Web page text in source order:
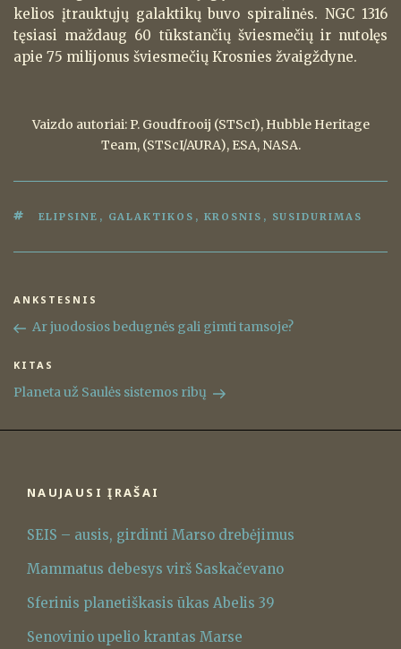
kelios įtrauktųjų galaktikų buvo spiralinės. NGC 1316
tęsiasi maždaug 60 tūkstančių šviesmečių ir nutolęs
apie 75 milijonus šviesmečių Krosnies žvaigždyne.
Vaizdo autoriai: P. Goudfrooij (STScI), Hubble Heritage
Team, (STScI/AURA), ESA, NASA.
ŽYMOS
ELIPSINE , GALAKTIKOS , KROSNIS , SUSIDURIMAS
Navigacija
tarp
įrašų
Ankstesnis
įrašas
ANKSTESNIS
Ar juodosios bedugnės gali gimti tamsoje?
Kitas
įrašas
KITAS
Planeta už Saulės sistemos ribų
NAUJAUSI ĮRAŠAI
SEIS – ausis, girdinti Marso drebėjimus
Mammatus debesys virš Saskačevano
Sferinis planetiškasis ūkas Abelis 39
Senovinio upelio krantas Marse